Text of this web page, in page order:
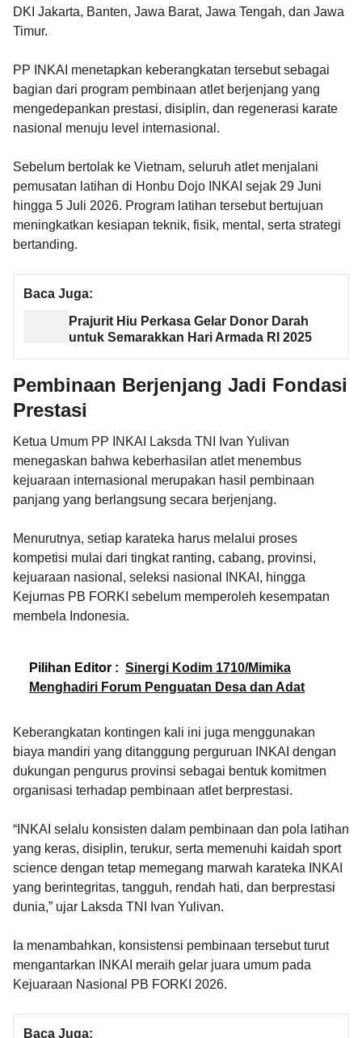
DKI Jakarta, Banten, Jawa Barat, Jawa Tengah, dan Jawa
Timur.
PP INKAI menetapkan keberangkatan tersebut sebagai
bagian dari program pembinaan atlet berjenjang yang
mengedepankan prestasi, disiplin, dan regenerasi karate
nasional menuju level internasional.
Sebelum bertolak ke Vietnam, seluruh atlet menjalani
pemusatan latihan di Honbu Dojo INKAI sejak 29 Juni
hingga 5 Juli 2026. Program latihan tersebut bertujuan
meningkatkan kesiapan teknik, fisik, mental, serta strategi
bertanding.
Baca Juga:
Prajurit Hiu Perkasa Gelar Donor Darah
untuk Semarakkan Hari Armada RI 2025
Pembinaan Berjenjang Jadi Fondasi
Prestasi
Ketua Umum PP INKAI Laksda TNI Ivan Yulivan
menegaskan bahwa keberhasilan atlet menembus
kejuaraan internasional merupakan hasil pembinaan
panjang yang berlangsung secara berjenjang.
Menurutnya, setiap karateka harus melalui proses
kompetisi mulai dari tingkat ranting, cabang, provinsi,
kejuaraan nasional, seleksi nasional INKAI, hingga
Kejurnas PB FORKI sebelum memperoleh kesempatan
membela Indonesia.
Pilihan Editor : Sinergi Kodim 1710/Mimika
Menghadiri Forum Penguatan Desa dan Adat
Keberangkatan kontingen kali ini juga menggunakan
biaya mandiri yang ditanggung perguruan INKAI dengan
dukungan pengurus provinsi sebagai bentuk komitmen
organisasi terhadap pembinaan atlet berprestasi.
“INKAI selalu konsisten dalam pembinaan dan pola latihan
yang keras, disiplin, terukur, serta memenuhi kaidah sport
science dengan tetap memegang marwah karateka INKAI
yang berintegritas, tangguh, rendah hati, dan berprestasi
dunia,” ujar Laksda TNI Ivan Yulivan.
Ia menambahkan, konsistensi pembinaan tersebut turut
mengantarkan INKAI meraih gelar juara umum pada
Kejuaraan Nasional PB FORKI 2026.
Baca Juga: